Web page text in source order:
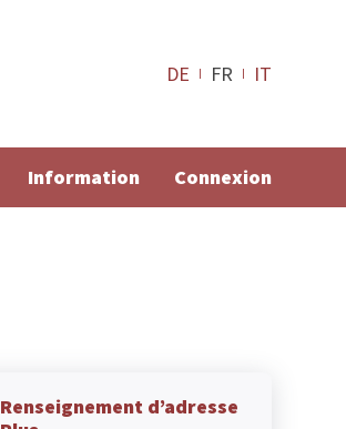
DE FR IT
Information Connexion
Renseignement d’adresse